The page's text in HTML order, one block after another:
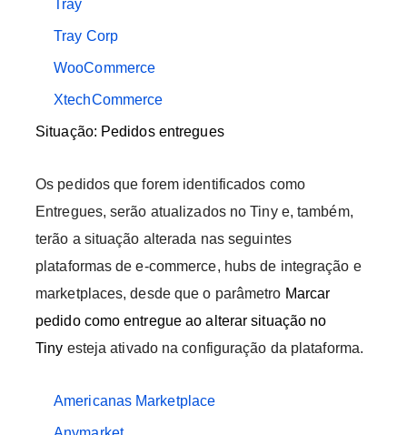
Tray
Tray Corp
WooCommerce
XtechCommerce
Situação: Pedidos entregues
Os pedidos que forem identificados como
Entregues, serão atualizados no Tiny e, também,
terão a situação alterada nas seguintes
plataformas de e-commerce, hubs de integração e
marketplaces, desde que o parâmetro Marcar
pedido como entregue ao alterar situação no
Tiny esteja ativado na configuração da plataforma.
Americanas Marketplace